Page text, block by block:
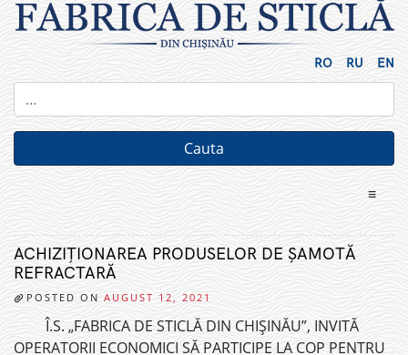
RO RU EN
≡
ACHIZIȚIONAREA PRODUSELOR DE ȘAMOTĂ
REFRACTARĂ
POSTED ON AUGUST 12, 2021
Î.S. „FABRICA DE STICLĂ DIN CHIȘINĂU”, INVITĂ
OPERATORII ECONOMICI SĂ PARTICIPE LA COP PENTRU